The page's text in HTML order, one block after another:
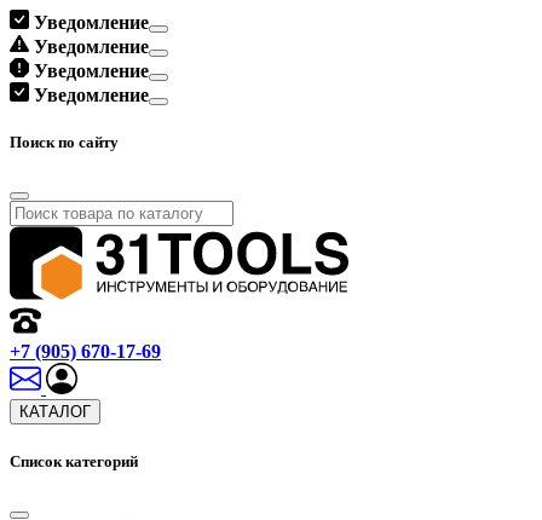
Уведомление
Уведомление
Уведомление
Уведомление
Поиск по сайту
+7 (905) 670-17-69
КАТАЛОГ
Список категорий